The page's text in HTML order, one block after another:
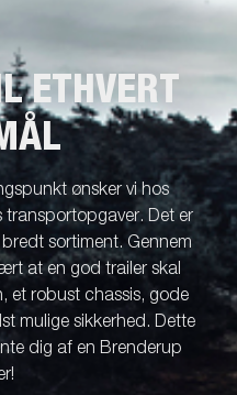
ETHVERT
ønsker vi hos
transportopgaver. Det er
sortiment. Gennem
at en god trailer skal
et robust chassis, gode
mulige sikkerhed. Dette
dig af en Brenderup